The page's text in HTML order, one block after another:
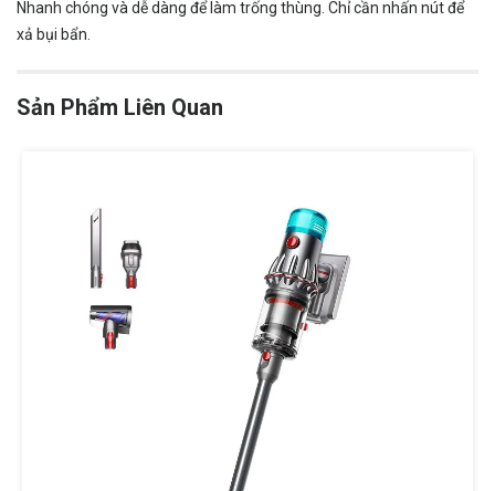
Nhanh chóng và dễ dàng để làm trống thùng. Chỉ cần nhấn nút để
xả bụi bẩn.
Sản Phẩm Liên Quan